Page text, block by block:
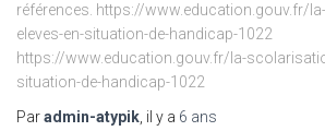
références. https://www.education.gouv.fr/
eleves-en-situation-de-handicap-1022
https://www.education.gouv.fr/la-
situation-de-handicap-1022
Paradmin-atypik , il y a 6 ans